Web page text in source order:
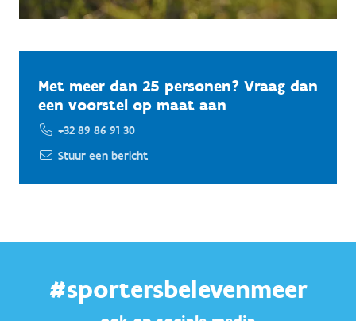
Met meer dan 25 personen? Vraag dan
een voorstel op maat aan
+32 89 86 91 30
Stuur een bericht
#sportersbelevenmeer